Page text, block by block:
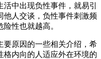
中出现负性事件，就易引
他人交谈，负性事件刺激频
性也就越高。
原因的一些相关介绍，希
格内向的人适应外在环境的